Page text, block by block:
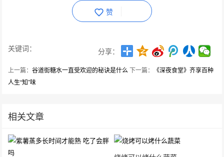
赞
关键词： 分享：
上一篇：谷道街糖水一直受欢迎的秘诀是什么 下一篇：
《深夜食堂》齐享百种
人生“知”味
相关文章